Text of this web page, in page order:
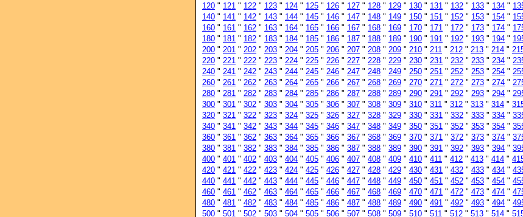
120 " 121 " 122 " 123 " 124 " 125 " 126 " 127 " 128 " 129 " 130 " 131 " 132 " 133 " 134 "
140 " 141 " 142 " 143 " 144 " 145 " 146 " 147 " 148 " 149 " 150 " 151 " 152 " 153 " 154 "
160 " 161 " 162 " 163 " 164 " 165 " 166 " 167 " 168 " 169 " 170 " 171 " 172 " 173 " 174 "
180 " 181 " 182 " 183 " 184 " 185 " 186 " 187 " 188 " 189 " 190 " 191 " 192 " 193 " 194 "
200 " 201 " 202 " 203 " 204 " 205 " 206 " 207 " 208 " 209 " 210 " 211 " 212 " 213 " 214 "
220 " 221 " 222 " 223 " 224 " 225 " 226 " 227 " 228 " 229 " 230 " 231 " 232 " 233 " 234 "
240 " 241 " 242 " 243 " 244 " 245 " 246 " 247 " 248 " 249 " 250 " 251 " 252 " 253 " 254 "
260 " 261 " 262 " 263 " 264 " 265 " 266 " 267 " 268 " 269 " 270 " 271 " 272 " 273 " 274 "
280 " 281 " 282 " 283 " 284 " 285 " 286 " 287 " 288 " 289 " 290 " 291 " 292 " 293 " 294 "
300 " 301 " 302 " 303 " 304 " 305 " 306 " 307 " 308 " 309 " 310 " 311 " 312 " 313 " 314 "
320 " 321 " 322 " 323 " 324 " 325 " 326 " 327 " 328 " 329 " 330 " 331 " 332 " 333 " 334 "
340 " 341 " 342 " 343 " 344 " 345 " 346 " 347 " 348 " 349 " 350 " 351 " 352 " 353 " 354 "
360 " 361 " 362 " 363 " 364 " 365 " 366 " 367 " 368 " 369 " 370 " 371 " 372 " 373 " 374 "
380 " 381 " 382 " 383 " 384 " 385 " 386 " 387 " 388 " 389 " 390 " 391 " 392 " 393 " 394 "
400 " 401 " 402 " 403 " 404 " 405 " 406 " 407 " 408 " 409 " 410 " 411 " 412 " 413 " 414 "
420 " 421 " 422 " 423 " 424 " 425 " 426 " 427 " 428 " 429 " 430 " 431 " 432 " 433 " 434 "
440 " 441 " 442 " 443 " 444 " 445 " 446 " 447 " 448 " 449 " 450 " 451 " 452 " 453 " 454 "
460 " 461 " 462 " 463 " 464 " 465 " 466 " 467 " 468 " 469 " 470 " 471 " 472 " 473 " 474 "
480 " 481 " 482 " 483 " 484 " 485 " 486 " 487 " 488 " 489 " 490 " 491 " 492 " 493 " 494 "
500 " 501 " 502 " 503 " 504 " 505 " 506 " 507 " 508 " 509 " 510 " 511 " 512 " 513 " 514 "